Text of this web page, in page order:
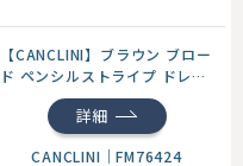
【CANCLINI】ブラウン ブロー
ド ペンシルストライプ ドレス
詳細
CANCLINI ｜FM76424